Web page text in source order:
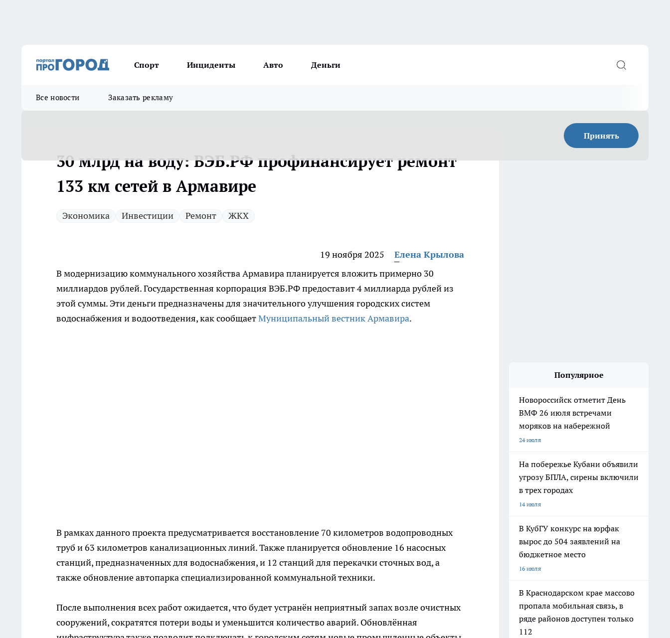
Спорт Инциденты Авто Деньги
Все новости Заказать рекламу
Принять
30 млрд на воду: ВЭБ.РФ профинансирует ремонт
133 км сетей в Армавире
Экономика Инвестиции Ремонт ЖКХ
19 ноября 2025
Елена Крылова
В модернизацию коммунального хозяйства Армавира планируется вложить примерно 30
миллиардов рублей. Государственная корпорация ВЭБ.РФ предоставит 4 миллиарда рублей из
этой суммы. Эти деньги предназначены для значительного улучшения городских систем
водоснабжения и водоотведения, как сообщаетМуниципальный вестник Армавира.
В рамках данного проекта предусматривается восстановление 70 километров водопроводных
труб и 63 километров канализационных линий. Также планируется обновление 16 насосных
станций, предназначенных для водоснабжения, и 12 станций для перекачки сточных вод, а
также обновление автопарка специализированной коммунальной техники.
После выполнения всех работ ожидается, что будет устранён неприятный запах возле очистных
сооружений, сократятся потери воды и уменьшится количество аварий. Обновлённая
Популярное
Новороссийск отметит День
ВМФ 26 июля встречами
моряков на набережной
24 июля
На побережье Кубани объявили
угрозу БПЛА, сирены включили
в трех городах
14 июля
В КубГУ конкурс на юрфак
вырос до 504 заявлений на
бюджетное место
16 июля
В Краснодарском крае массово
пропала мобильная связь, в
ряде районов доступен только
112